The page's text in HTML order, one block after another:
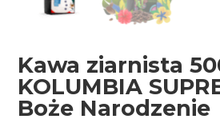
Kawa ziarnista
KOLUMBIA
Boże Narodzenie